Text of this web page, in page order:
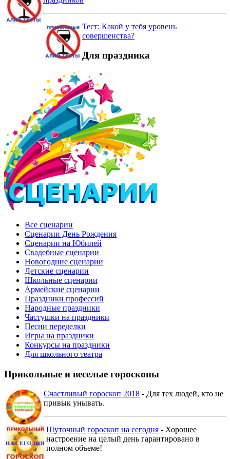
Тест: Какой у тебя уровень
совершенства?
Для праздника
Все сценарии
Сценарии День Рождения
Сценарии на Юбилей
Свадебные сценарии
Новогодние сценарии
Детские сценарии
Школьные сценарии
Армейские сценарии
Праздники профессий
Народные праздники
Частушки на праздники
Песни переделки
Игры на праздники
Конкурсы на праздники
Для школьного театра
Прикольные и веселые гороскопы
Счастливый гороскоп 2018 - Для тех людей, кто не
привык унывать.
Шуточный гороскоп на сегодня - Хорошее
настроение на целый день гарантировано в
полном объеме!